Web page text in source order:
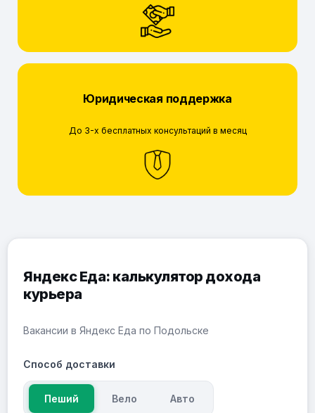
Юридическая поддержка
До 3-х бесплатных консультаций в месяц
Яндекс Еда: калькулятор дохода
курьера
Вакансии в Яндекс Еда по Подольске
Способ доставки
Пеший Вело Авто